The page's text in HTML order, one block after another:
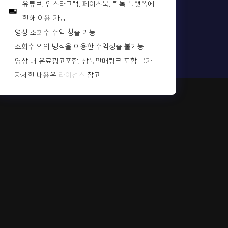
유튜브, 인스타그램, 페이스북, 틱톡 플랫폼에
한해 이용 가능
영상 조회수 수익 창출 가능
조회수 외의 방식을 이용한 수익창출 불가능
영상 내 유료광고포함, 상품판매링크 포함 불가
자세한 내용은 라이선스 참고